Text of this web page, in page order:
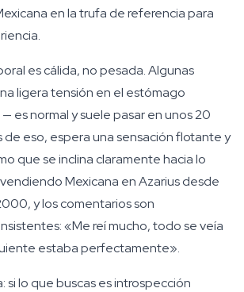
en la trufa de referencia para
es cálida, no pesada. Algunas
ligera tensión en el estómago
es normal y suele pasar en unos 20
de eso, espera una sensación flotante y
que se inclina claramente hacia lo
Mexicana en Azarius desde
y los comentarios son
«Me reí mucho, todo se veía
estaba perfectamente».
si lo que buscas es introspección